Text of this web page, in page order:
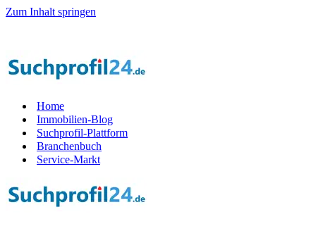
Zum Inhalt springen
Home
Immobilien-Blog
Suchprofil-Plattform
Branchenbuch
Service-Markt